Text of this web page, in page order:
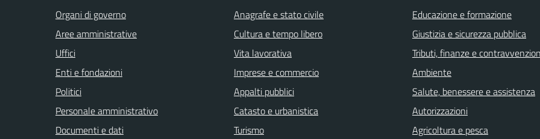
Organi di governo
Aree amministrative
Uffici
Enti e fondazioni
Politici
Personale amministrativo
Documenti e dati
Anagrafe e stato civile
Cultura e tempo libero
Vita lavorativa
Imprese e commercio
Appalti pubblici
Catasto e urbanistica
Turismo
Educazione e formazione
Giustizia e sicurezza pubblica
Tributi, finanze e
Ambiente
Salute, benessere e assistenza
Autorizzazioni
Agricoltura e pesca